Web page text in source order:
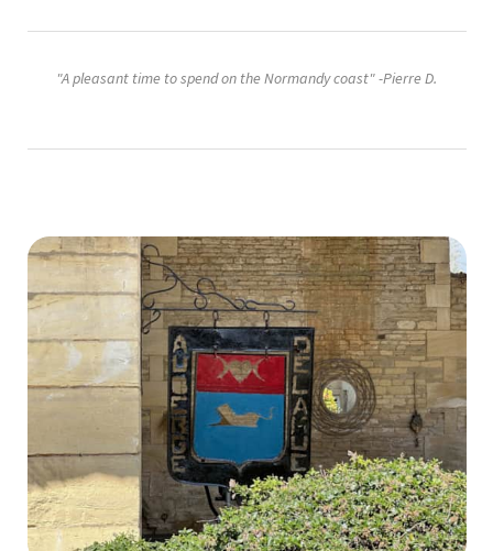
"A pleasant time to spend on the Normandy coast" -Pierre D.